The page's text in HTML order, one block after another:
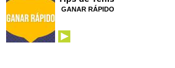
GANAR RÁPIDO